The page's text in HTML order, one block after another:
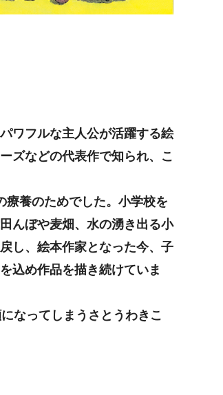
ワフルな主人公が活躍する絵
ズなどの代表作で知られ、こ
養のためでした。小学校を
んぼや麦畑、水の湧き出る小
し、絵本作家となった今、子
込め作品を描き続けていま
なってしまうさとうわきこ